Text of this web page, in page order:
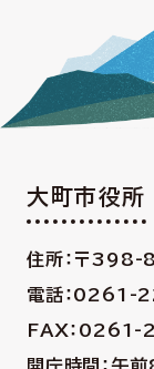
大町市役所
住所：〒398-
電話：
FAX：